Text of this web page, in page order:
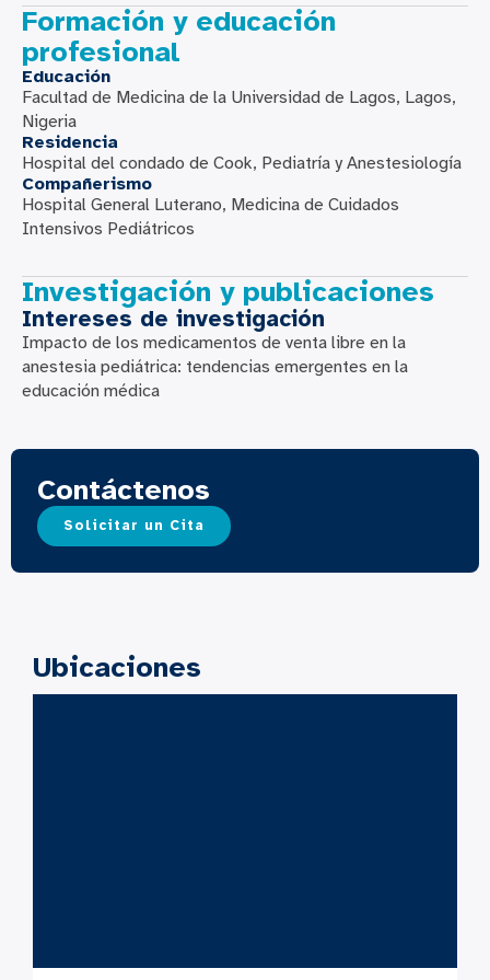
Formación y educación
profesional
Educación
Facultad de Medicina de la Universidad de Lagos, Lagos,
Nigeria
Residencia
Hospital del condado de Cook, Pediatría y Anestesiología
Compañerismo
Hospital General Luterano, Medicina de Cuidados
Intensivos Pediátricos
Investigación y publicaciones
Intereses de investigación
Impacto de los medicamentos de venta libre en la
anestesia pediátrica: tendencias emergentes en la
educación médica
Contáctenos
Solicitar un Cita
Ubicaciones